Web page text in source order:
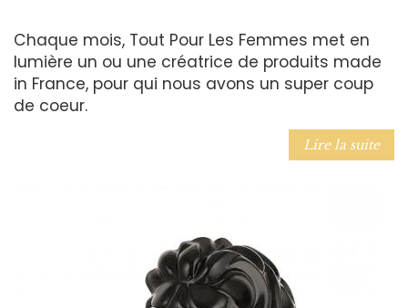
Chaque mois, Tout Pour Les Femmes met en
lumière un ou une créatrice de produits made
in France, pour qui nous avons un super coup
de coeur.
Lire la suite